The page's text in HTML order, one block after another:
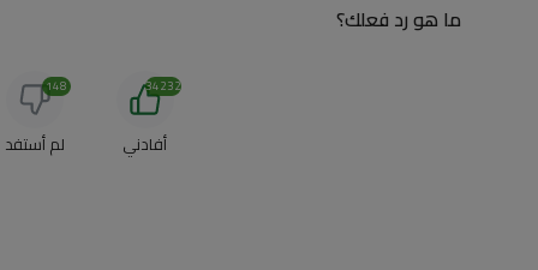
ما هو رد فعلك؟
أفادني
34232
لم أستفد
148